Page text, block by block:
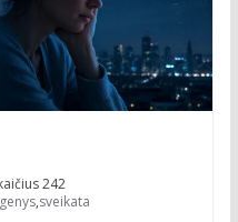
242
,sveikata